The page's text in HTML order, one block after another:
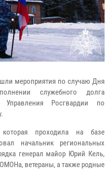
мероприятия по случаю Дня
служебного долга
Росгвардии по
проходила на базе
начальник региональных
генерал майор Юрий Кель,
ветераны, а также родные